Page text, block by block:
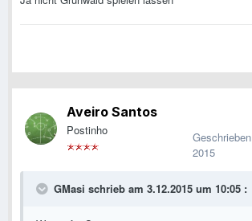
Aveiro Santos
Postinho Geschrieben
2015
GMasi schrieb am 3.12.2015 um 10:05 :